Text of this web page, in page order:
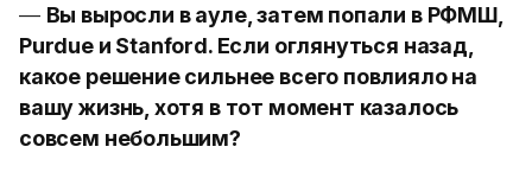
— Вы выросли в ауле, затем попали в РФМШ,
Purdue и Stanford. Если оглянуться назад,
какое решение сильнее всего повлияло на
вашу жизнь, хотя в тот момент казалось
совсем небольшим?